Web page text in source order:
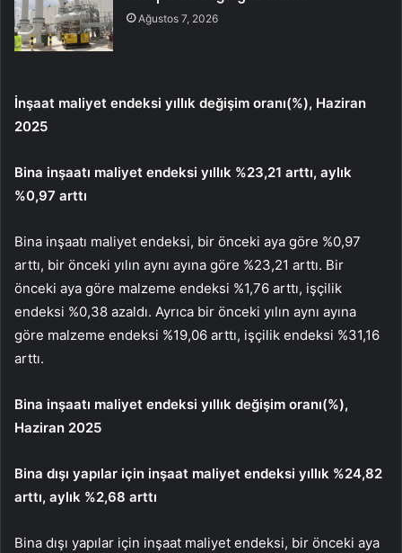
Ağustos 7, 2026
İnşaat maliyet endeksi yıllık değişim oranı(%), Haziran
2025
Bina inşaatı maliyet endeksi yıllık %23,21 arttı, aylık
%0,97 arttı
Bina inşaatı maliyet endeksi, bir önceki aya göre %0,97
arttı, bir önceki yılın aynı ayına göre %23,21 arttı. Bir
önceki aya göre malzeme endeksi %1,76 arttı, işçilik
endeksi %0,38 azaldı. Ayrıca bir önceki yılın aynı ayına
göre malzeme endeksi %19,06 arttı, işçilik endeksi %31,16
arttı.
Bina inşaatı maliyet endeksi yıllık değişim oranı(%),
Haziran 2025
Bina dışı yapılar için inşaat maliyet endeksi yıllık %24,82
arttı, aylık %2,68 arttı
Bina dışı yapılar için inşaat maliyet endeksi, bir önceki aya